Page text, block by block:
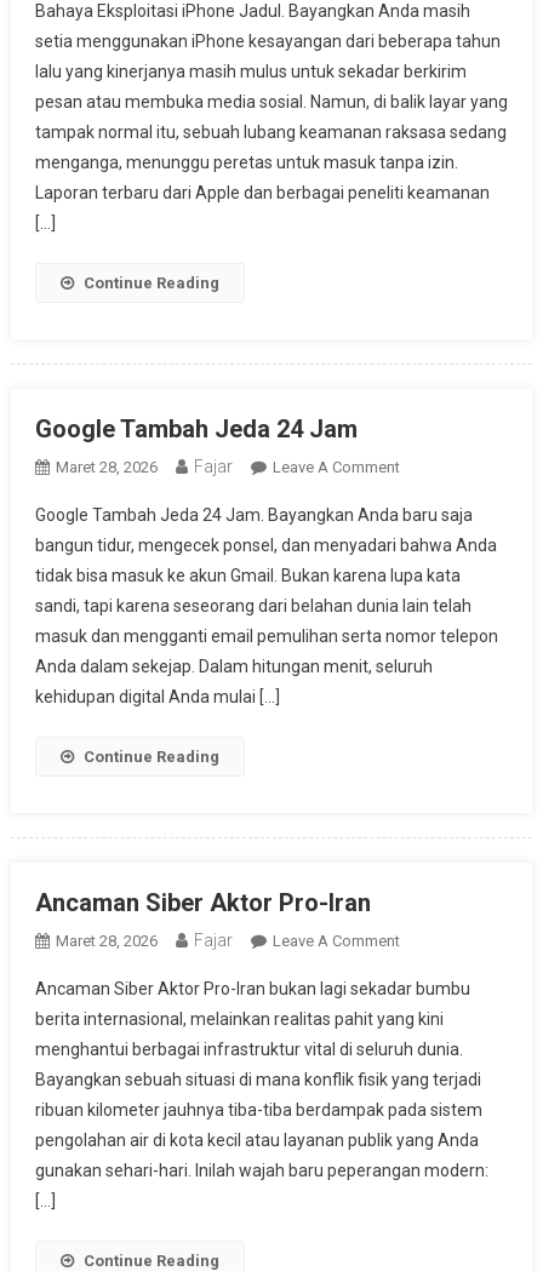
Eksploitasi
IPhone
Jadul
Bahaya Eksploitasi iPhone Jadul. Bayangkan Anda masih
setia menggunakan iPhone kesayangan dari beberapa tahun
lalu yang kinerjanya masih mulus untuk sekadar berkirim
pesan atau membuka media sosial. Namun, di balik layar yang
tampak normal itu, sebuah lubang keamanan raksasa sedang
menganga, menunggu peretas untuk masuk tanpa izin.
Laporan terbaru dari Apple dan berbagai peneliti keamanan
[…]
Continue Reading
Google Tambah Jeda 24 Jam
Maret 28, 2026 Fajar Leave A CommentOn
Tambah
Jeda
24
Jam
Google Tambah Jeda 24 Jam. Bayangkan Anda baru saja
bangun tidur, mengecek ponsel, dan menyadari bahwa Anda
tidak bisa masuk ke akun Gmail. Bukan karena lupa kata
sandi, tapi karena seseorang dari belahan dunia lain telah
masuk dan mengganti email pemulihan serta nomor telepon
Anda dalam sekejap. Dalam hitungan menit, seluruh
kehidupan digital Anda mulai […]
Continue Reading
Ancaman Siber Aktor Pro-Iran
Maret 28, 2026 Fajar Leave A CommentOn
Siber
Aktor
Pro-
Iran
Ancaman Siber Aktor Pro-Iran bukan lagi sekadar bumbu
berita internasional, melainkan realitas pahit yang kini
menghantui berbagai infrastruktur vital di seluruh dunia.
Bayangkan sebuah situasi di mana konflik fisik yang terjadi
ribuan kilometer jauhnya tiba-tiba berdampak pada sistem
pengolahan air di kota kecil atau layanan publik yang Anda
gunakan sehari-hari. Inilah wajah baru peperangan modern:
[…]
Continue Reading